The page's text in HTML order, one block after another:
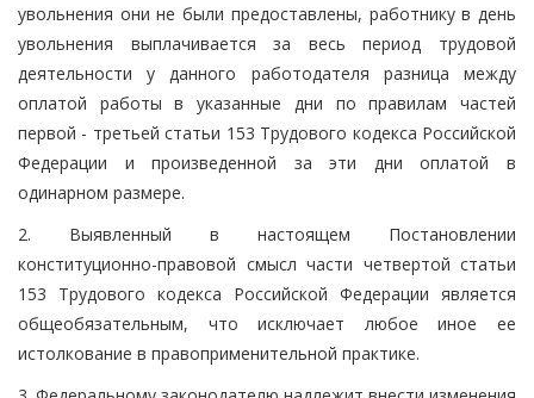
увольнения они не были предоставлены, работнику в день
увольнения выплачивается за весь период трудовой
деятельности у данного работодателя разница между
оплатой работы в указанные дни по правилам частей
первой - третьей статьи 153 Трудового кодекса Российской
Федерации и произведенной за эти дни оплатой в
одинарном размере.
2. Выявленный в настоящем Постановлении
конституционно-правовой смысл части четвертой статьи
153 Трудового кодекса Российской Федерации является
общеобязательным, что исключает любое иное ее
истолкование в правоприменительной практике.